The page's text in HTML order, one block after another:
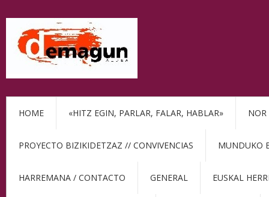
HOME «HITZ EGIN, PARLAR, FALAR, HABLAR» NOR
PROYECTO BIZIKIDETZAZ // CONVIVENCIAS MUNDUKO
HARREMANA / CONTACTO GENERAL EUSKAL